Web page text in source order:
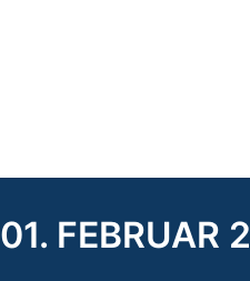
01. FEBRUAR